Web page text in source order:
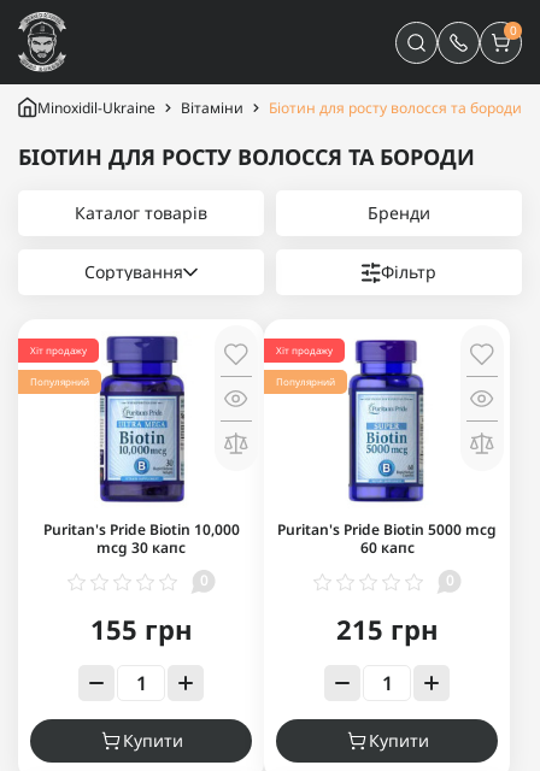
0
Minoxidil-Ukraine Вітаміни Біотин для росту волосся та бороди
БІОТИН ДЛЯ РОСТУ ВОЛОССЯ ТА БОРОДИ
Каталог товарів Бренди
Сортування Фільтр
Хіт продажу
Популярний
Puritan's Pride Biotin 10,000
mcg 30 капс
0
155 грн
Купити
Хіт продажу
Популярний
Puritan's Pride Biotin 5000 mcg
60 капс
0
215 грн
Купити